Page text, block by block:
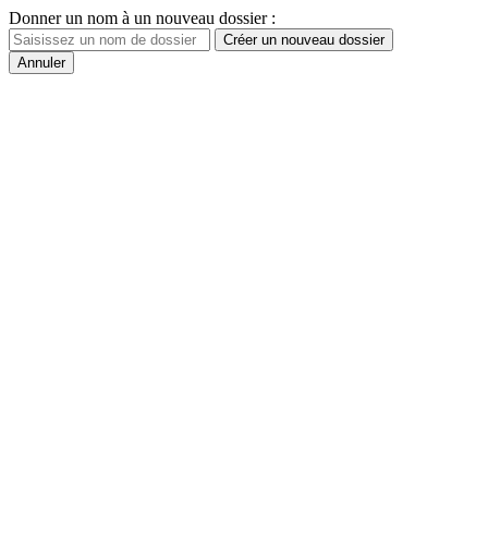
Donner un nom à un nouveau dossier :
Créer un nouveau dossier
Annuler